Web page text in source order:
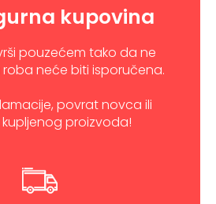
kupovina
pouzećem tako da ne
roba neće biti isporučena.
povrat novca ili
proizvoda!